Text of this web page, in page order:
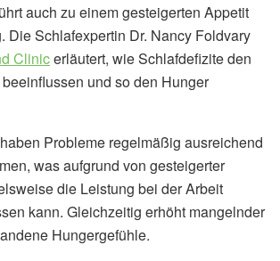
auch zu einem gesteigerten Appetit
Die Schlafexpertin Dr. Nancy Foldvary
Clinicerläutert, wie Schlafdefizite den
und so den Hunger
Probleme regelmäßig ausreichend
was aufgrund von gesteigerter
die Leistung bei der Arbeit
kann. Gleichzeitig erhöht mangelnder
Hungergefühle.